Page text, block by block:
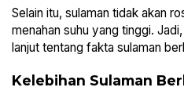
Selain itu, sulaman tidak akan
menahan suhu yang tinggi.
lanjut tentang fakta sulaman
Kelebihan Sulaman